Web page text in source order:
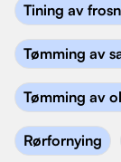
Tining av
Tømming av
Tømming av
Rørfornying